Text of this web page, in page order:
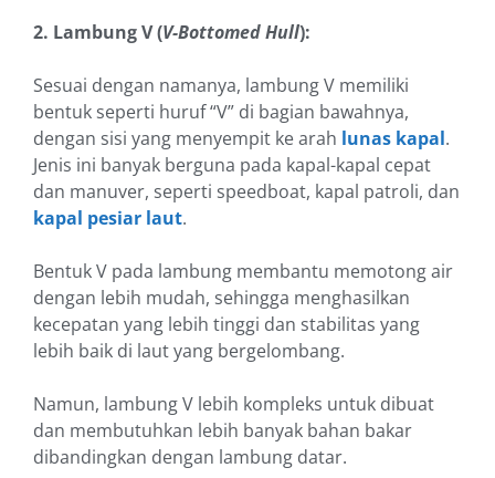
2. Lambung V (V-Bottomed Hull):
Sesuai dengan namanya, lambung V memiliki
bentuk seperti huruf “V” di bagian bawahnya,
dengan sisi yang menyempit ke arah lunas kapal.
Jenis ini banyak berguna pada kapal-kapal cepat
dan manuver, seperti speedboat, kapal patroli, dan
kapal pesiar laut.
Bentuk V pada lambung membantu memotong air
dengan lebih mudah, sehingga menghasilkan
kecepatan yang lebih tinggi dan stabilitas yang
lebih baik di laut yang bergelombang.
Namun, lambung V lebih kompleks untuk dibuat
dan membutuhkan lebih banyak bahan bakar
dibandingkan dengan lambung datar.